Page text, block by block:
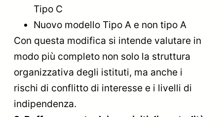
Tipo C
Nuovo modello Tipo A e non tipo A
Con questa modifica si intende valutare in
modo più completo non solo la struttura
organizzativa degli istituti, ma anche i
rischi di conflitto di interesse e i livelli di
indipendenza.